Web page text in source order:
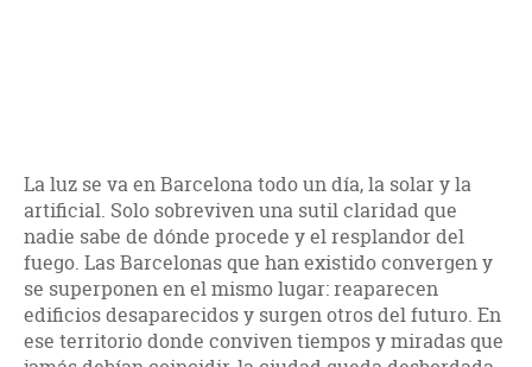
La luz se va en Barcelona todo un día, la solar y la
artificial. Solo sobreviven una sutil claridad que
nadie sabe de dónde procede y el resplandor del
fuego. Las Barcelonas que han existido convergen y
se superponen en el mismo lugar: reaparecen
edificios desaparecidos y surgen otros del futuro. En
ese territorio donde conviven tiempos y miradas que